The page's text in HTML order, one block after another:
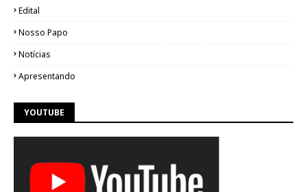
Edital
Nosso Papo
Notícias
Apresentando
YOUTUBE